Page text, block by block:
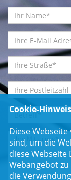
Cookie-Hinweis
Diese
sind, um die
diese
Webangebot
die